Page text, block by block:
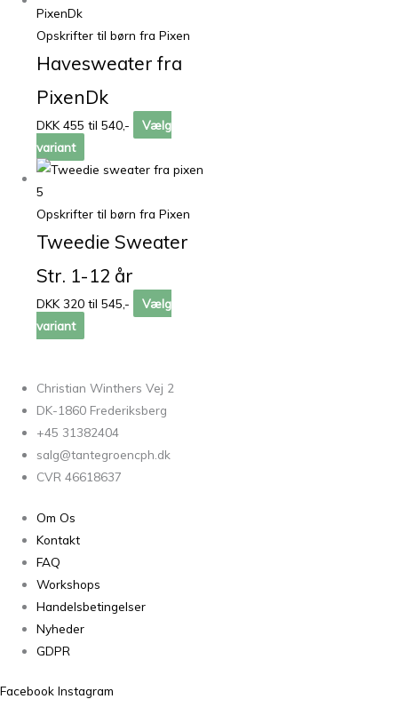
Opskrifter til børn fra Pixen
Havesweater fra
PixenDk
DKK 455 til 540,-
Vælg
variant
Opskrifter til børn fra Pixen
Tweedie Sweater
Str. 1-12 år
DKK 320 til 545,-
Vælg
variant
Christian Winthers Vej 2
DK-1860 Frederiksberg
+45 31382404
salg@tantegroencph.dk
CVR 46618637
Om Os
Kontakt
FAQ
Workshops
Handelsbetingelser
Nyheder
GDPR
Facebook Instagram